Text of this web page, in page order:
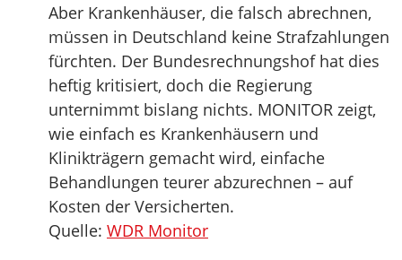
Aber Krankenhäuser, die falsch abrechnen,
müssen in Deutschland keine Strafzahlungen
fürchten. Der Bundesrechnungshof hat dies
heftig kritisiert, doch die Regierung
unternimmt bislang nichts. MONITOR zeigt,
wie einfach es Krankenhäusern und
Klinikträgern gemacht wird, einfache
Behandlungen teurer abzurechnen – auf
Kosten der Versicherten.
Quelle: WDR Monitor